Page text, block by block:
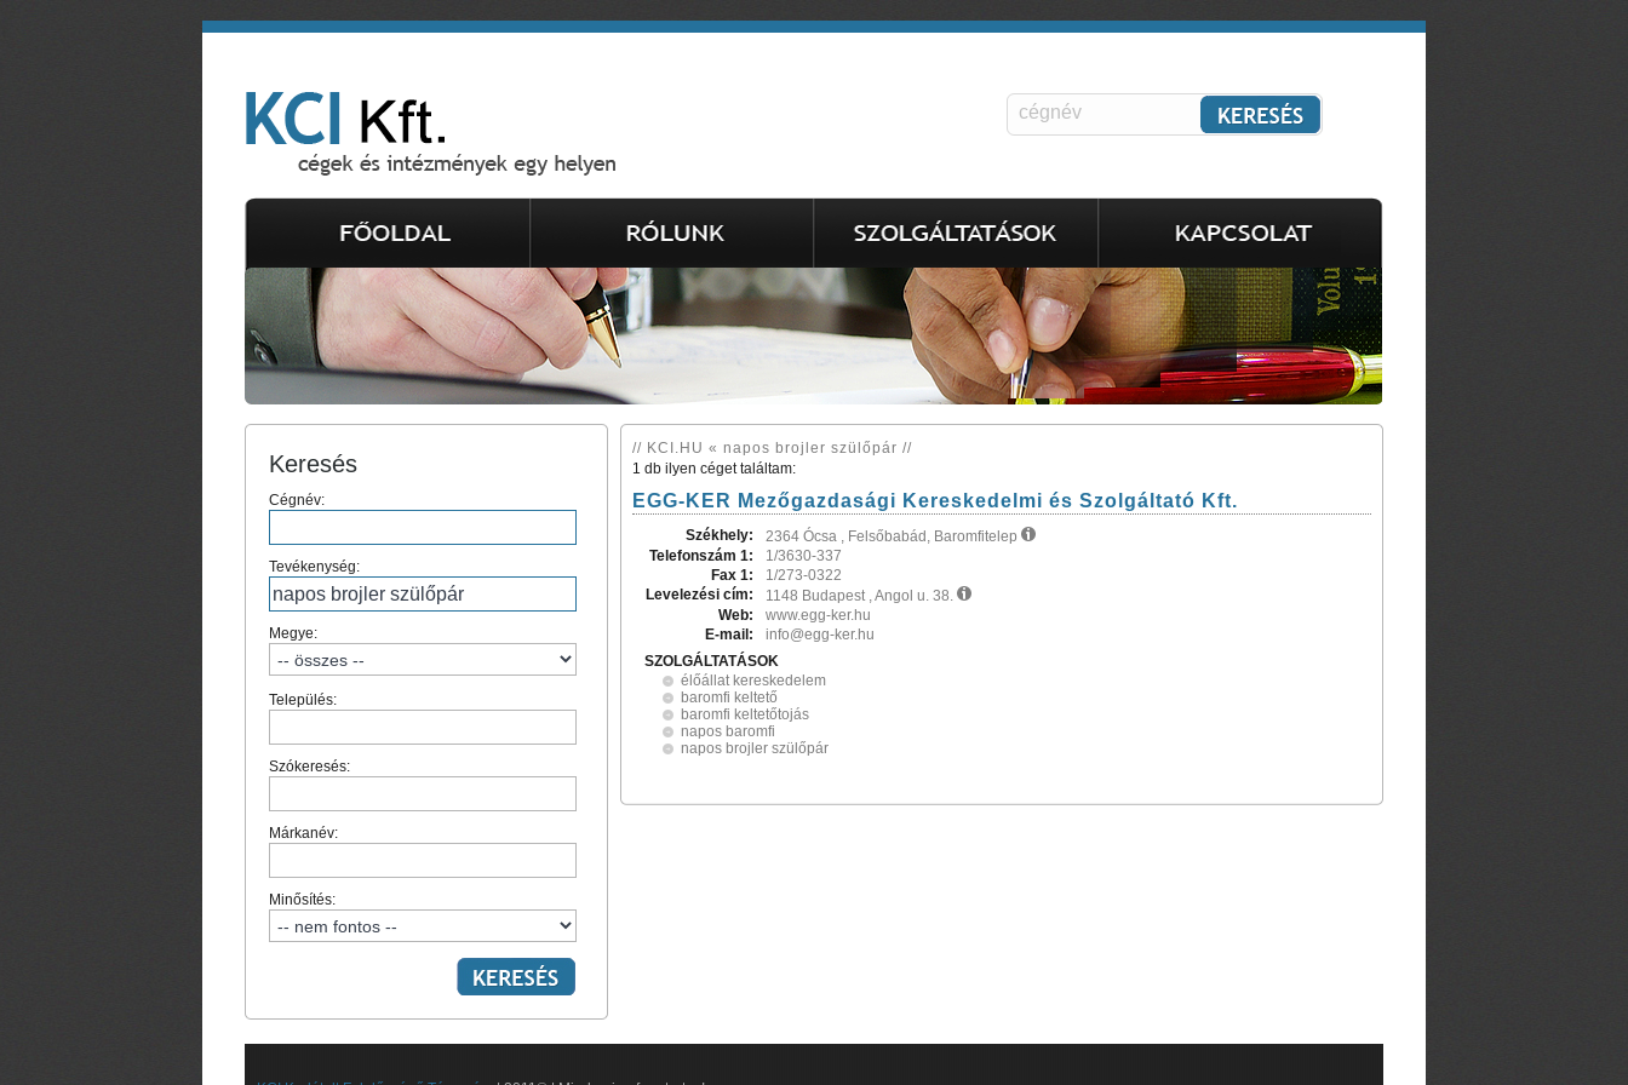
Keresés
Cégnév:
Tevékenység:
Megye:
Település:
Szókeresés:
Márkanév:
Minősítés:
// KCI.HU « napos brojler szülőpár //
1 db ilyen céget találtam:
EGG-KER Mezőgazdasági Kereskedelmi és Szolgáltató Kft.
Székhely:
2364 Ócsa , Felsőbabád, Baromfitelep
Telefonszám 1:
1/3630-337
Fax 1:
1/273-0322
Levelezési cím:
1148 Budapest , Angol u. 38.
Web:
www.egg-ker.hu
E-mail:
info@egg-ker.hu
SZOLGÁLTATÁSOK
élőállat kereskedelem
baromfi keltető
baromfi keltetőtojás
napos baromfi
napos brojler szülőpár